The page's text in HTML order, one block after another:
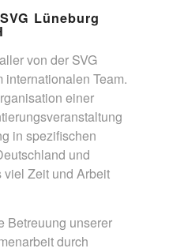
Lüneburg
von der SVG
Team.
einer
in spezifischen
und
Zeit und Arbeit
Betreuung unserer
durch